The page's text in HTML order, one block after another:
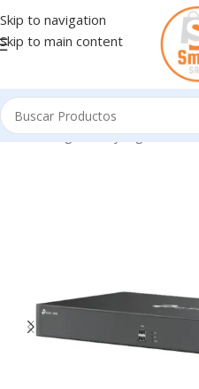
Skip to navigation
Skip to main content
Inicio/Seguridad y Vigilancia/